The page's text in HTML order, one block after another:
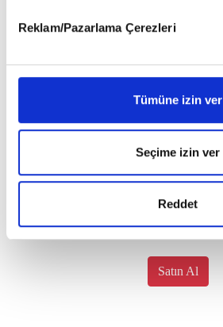
Reklam/Pazarlama Çerezleri
Tümüne izin ver
Seçime izin ver
Reddet
Satın Al